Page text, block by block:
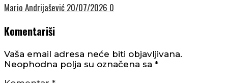
Mario Andrijašević 20/07/2026 0
Komentariši
Vaša email adresa neće biti objavljivana.
Neophodna polja su označena sa *